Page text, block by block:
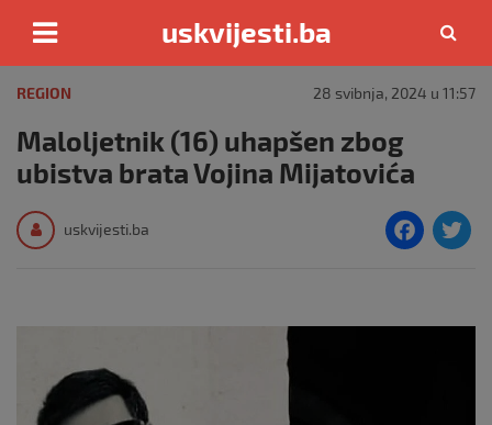
content
uskvijesti.ba
REGION 28 svibnja, 2024 u 11:57
Maloljetnik (16) uhapšen zbog
ubistva brata Vojina Mijatovića
uskvijesti.ba
F
e